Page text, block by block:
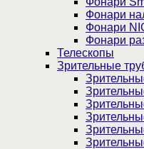
Фонари
Фонари
Фонари
Телескопы
Зрительные